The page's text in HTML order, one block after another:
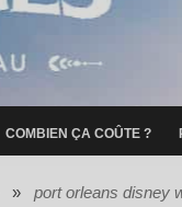
COMBIEN ÇA COÛTE ?
» port orleans disney